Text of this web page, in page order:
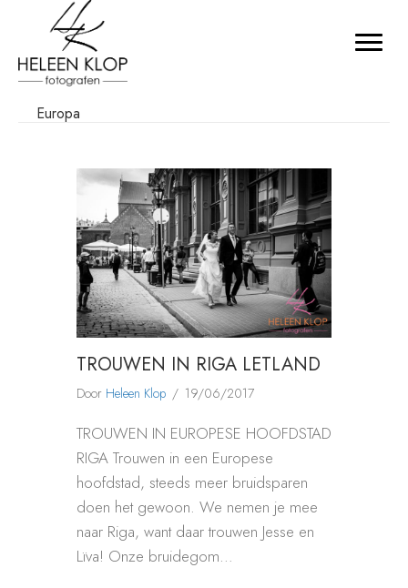
Europa
TROUWEN IN RIGA LETLAND
Door Heleen Klop / 19/06/2017
TROUWEN IN EUROPESE HOOFDSTAD
RIGA Trouwen in een Europese
hoofdstad, steeds meer bruidsparen
doen het gewoon. We nemen je mee
naar Riga, want daar trouwen Jesse en
Lïva! Onze bruidegom…